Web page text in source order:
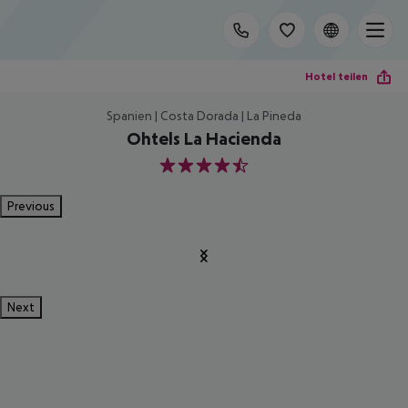
Hotel teilen
Spanien | Costa Dorada | La Pineda
Ohtels La Hacienda
4.5
Previous
Next